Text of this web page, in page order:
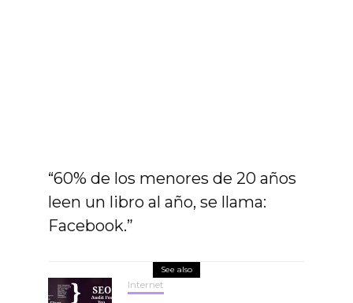
“60% de los menores de 20 años
leen un libro al año, se llama:
Facebook.”
See also
Internet